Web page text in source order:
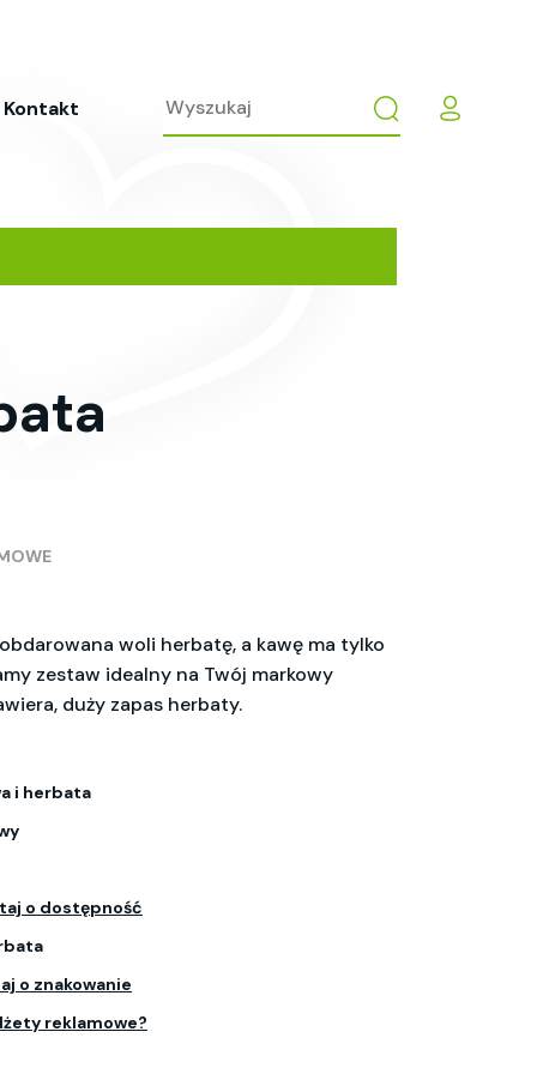
Kontakt
woli herbatę, a kawę ma tylko
zestaw idealny na Twój markowy
duży zapas herbaty.
i herbata
o dostępność
o znakowanie
reklamowe?